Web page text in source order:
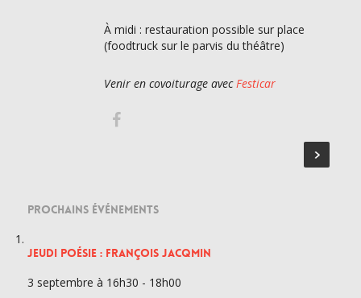
À midi : restauration possible sur place
(foodtruck sur le parvis du théâtre)
Venir en covoiturage avec Festicar
PROCHAINS ÉVÉNEMENTS
JEUDI POÉSIE : FRANÇOIS JACQMIN
3 septembre à 16h30 - 18h00